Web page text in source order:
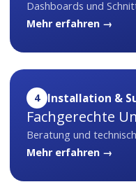
Dashboards und
Mehr erfahren →
4 Installation &
Fachgerechte
Beratung und
Mehr erfahren →